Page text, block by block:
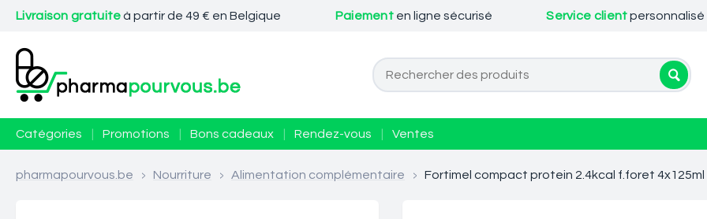
Livraison gratuiteà partir de 49 € en Belgique Paiement en ligne sécurisé Service clientpersonnalisé
Catégories Promotions Bons cadeaux Rendez-vous Ventes
pharmapourvous.be > Nourriture > Alimentation complémentaire > Fortimel compact protein 2.4kcal f.foret 4x125ml